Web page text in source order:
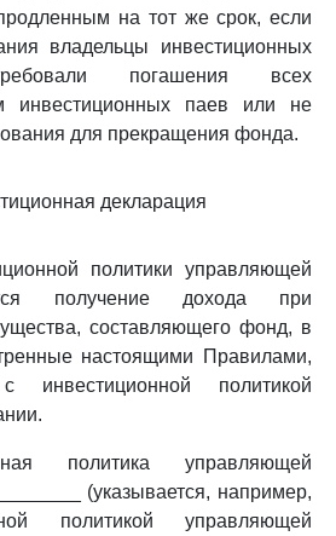
на тот же срок, если
владельцы инвестиционных
погашения всех
инвестиционных паев или не
для прекращения фонда.
декларация
политики управляющей
получение дохода при
составляющего фонд, в
настоящими Правилами,
инвестиционной политикой
политика управляющей
(указывается, например,
политикой управляющей